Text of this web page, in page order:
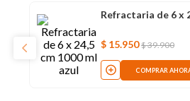
Refractaria de 6 x
$ 15.950 $39.900
COMPRAR